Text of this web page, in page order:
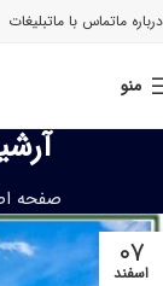
درباره ماتماس با ماتبلیغات
منو
صفحه
۰۷
اسفند